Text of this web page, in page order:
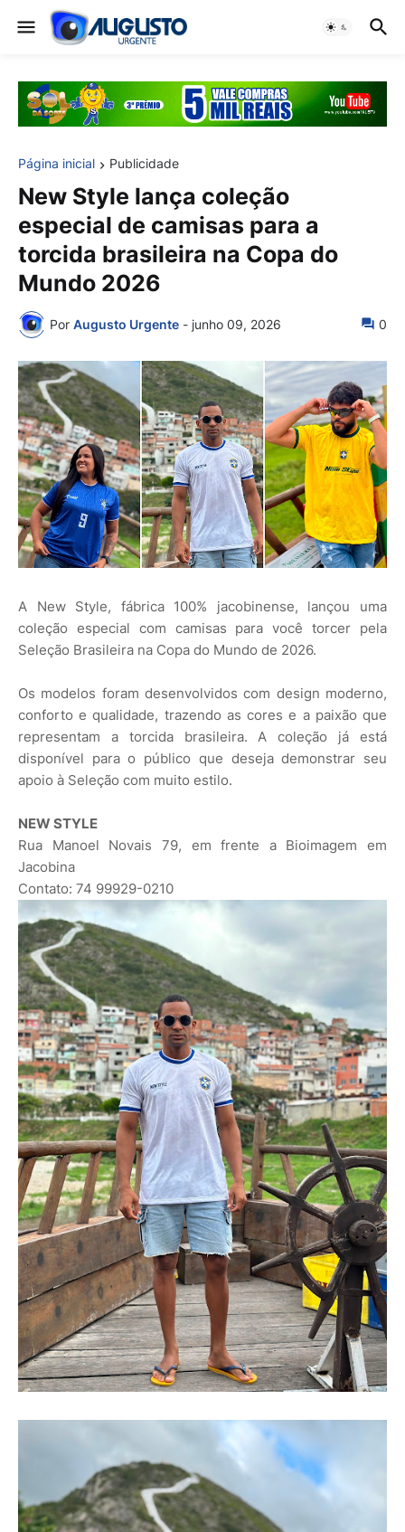
Página inicial Publicidade
New Style lança coleção
especial de camisas para a
torcida brasileira na Copa do
Mundo 2026
Por Augusto Urgente - junho 09, 2026 0
A New Style, fábrica 100% jacobinense, lançou uma
coleção especial com camisas para você torcer pela
Seleção Brasileira na Copa do Mundo de 2026.
Os modelos foram desenvolvidos com design moderno,
conforto e qualidade, trazendo as cores e a paixão que
representam a torcida brasileira. A coleção já está
disponível para o público que deseja demonstrar seu
apoio à Seleção com muito estilo.
NEW STYLE
Rua Manoel Novais 79, em frente a Bioimagem em
Jacobina
Contato: 74 99929-0210